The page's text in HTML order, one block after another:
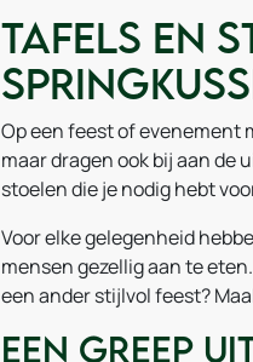
Tafels en
Op een feest of evenement
maar dragen ook bij aan
stoelen die je nodig hebt
Voor elke gelegenheid
mensen gezellig aan te
een ander stijlvol feest?
Een greep